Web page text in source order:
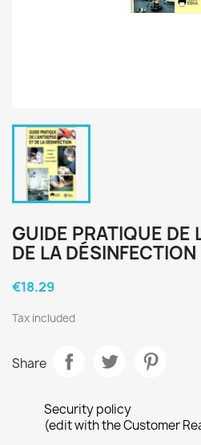
GUIDE PRATIQUE DE
DE LA DÉSINFECTION
€18.29
Tax included
Share
Security policy
(edit with the Customer